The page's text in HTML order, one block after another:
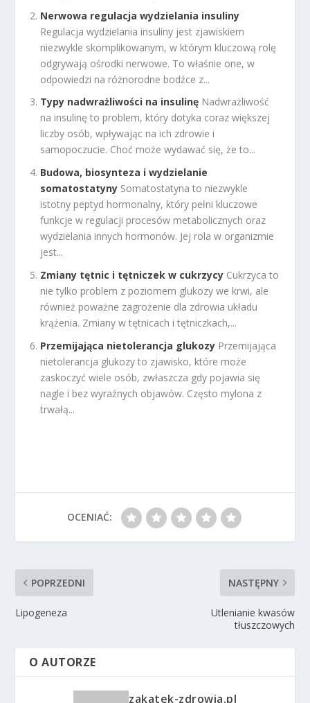
Nerwowa regulacja wydzielania insuliny
Regulacja wydzielania insuliny jest zjawiskiem
niezwykle skomplikowanym, w którym kluczową rolę
odgrywają ośrodki nerwowe. To właśnie one, w
odpowiedzi na różnorodne bodźce z...
Typy nadwrażliwości na insulinę Nadwrażliwość
na insulinę to problem, który dotyka coraz większej
liczby osób, wpływając na ich zdrowie i
samopoczucie. Choć może wydawać się, że to...
Budowa, biosynteza i wydzielanie
somatostatyny Somatostatyna to niezwykle
istotny peptyd hormonalny, który pełni kluczowe
funkcje w regulacji procesów metabolicznych oraz
wydzielania innych hormonów. Jej rola w organizmie
jest...
Zmiany tętnic i tętniczek w cukrzycy Cukrzyca to
nie tylko problem z poziomem glukozy we krwi, ale
również poważne zagrożenie dla zdrowia układu
krążenia. Zmiany w tętnicach i tętniczkach,...
Przemijająca nietolerancja glukozy Przemijająca
nietolerancja glukozy to zjawisko, które może
zaskoczyć wiele osób, zwłaszcza gdy pojawia się
nagle i bez wyraźnych objawów. Często mylona z
trwałą...
OCENIAĆ:
POPRZEDNI
Lipogeneza
NASTĘPNY
Utlenianie kwasów
tłuszczowych
O AUTORZE
zakatek-zdrowia.pl